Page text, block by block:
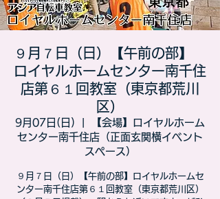
９月７日（日）【午前の部】
ロイヤルホームセンター南千住
店第６１回教室（東京都荒川
区）
9月07日(日)
【会場】ロイヤルホーム
センター南千住店（正面玄関横イベント
スペース）
９月７日（日）【午前の部】ロイヤルホームセ
ンター南千住店第６１回教室（東京都荒川区）